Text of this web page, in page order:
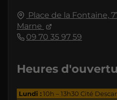
Place de la Fontaine,
Marne
09 70 35 97 59
Heures
Lundi :10h – 13h30 Cité